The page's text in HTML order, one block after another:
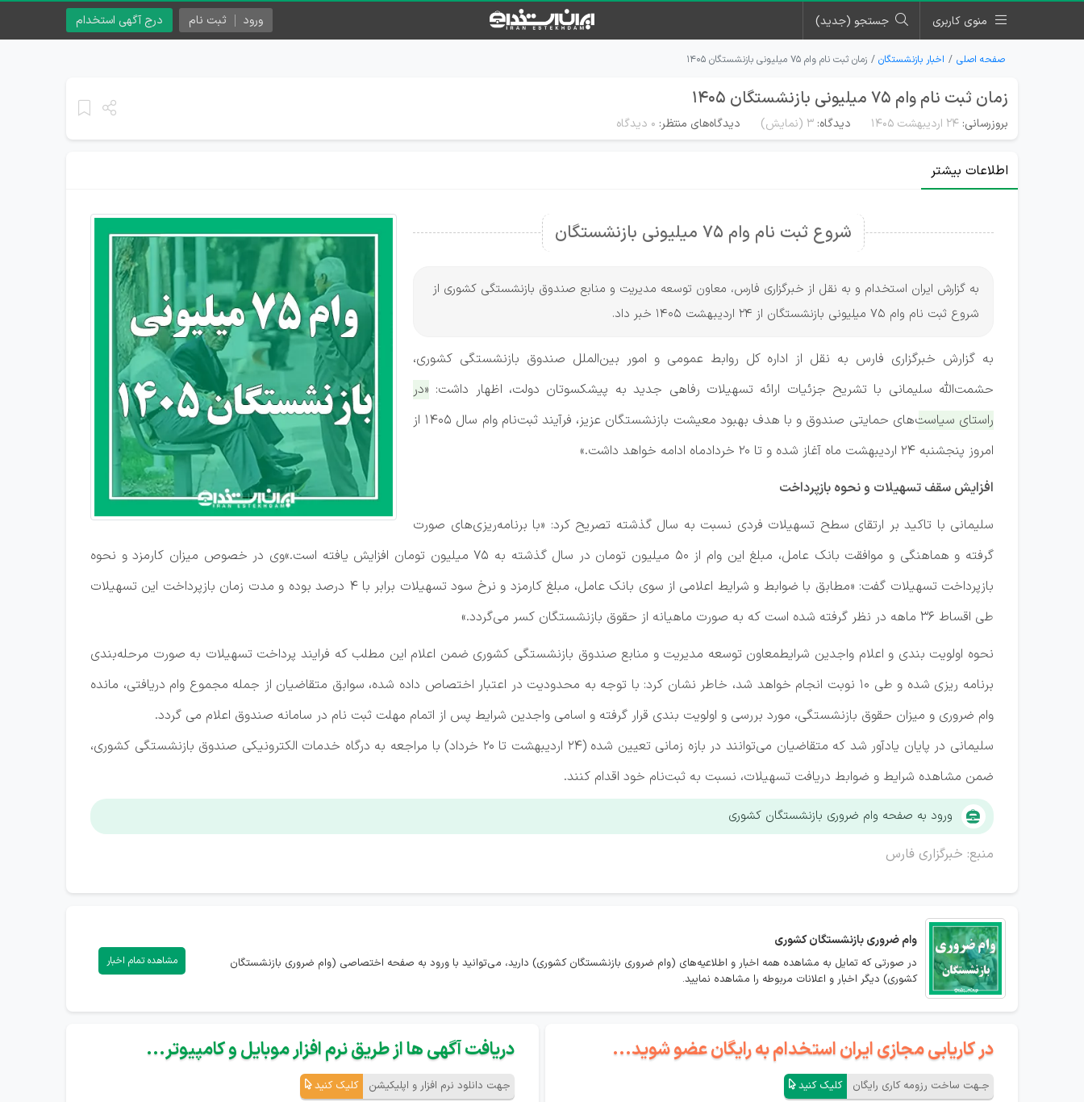
منوی کاربری جستجو (جدید) درج آگهی استخدام ورود ثبت نام
صفحه اصلی اخبار بازنشستگان زمان ثبت نام وام ۷۵ میلیونی بازنشستگان ۱۴۰۵
زمان ثبت نام وام ۷۵ میلیونی بازنشستگان ۱۴۰۵
بروزرسانی: ۲۴ اردیبهشت ۱۴۰۵ دیدگاه: 3 (نمایش) دیدگاه‌های منتظر: ۰ دیدگاه
اطلاعات بیشتر
شروع ثبت نام وام 75 میلیونی بازنشستگان
به گزارش ایران استخدام و به نقل از خبرگزاری فارس، معاون توسعه مدیریت و منابع صندوق بازنشستگی کشوری از
شروع ثبت نام وام 75 میلیونی بازنشستگان از 24 اردیبهشت 1405 خبر داد.
به گزارش خبرگزاری فارس به نقل از اداره کل روابط عمومی و امور بین‌الملل صندوق بازنشستگی کشوری،
حشمت‌الله سلیمانی با تشریح جزئیات ارائه تسهیلات رفاهی جدید به پیشکسوتان دولت، اظهار داشت: «در
راستای سیاست‌های حمایتی صندوق و با هدف بهبود معیشت بازنشستگان عزیز، فرآیند ثبت‌نام وام سال ۱۴۰۵ از
امروز پنجشنبه 24 اردیبهشت ماه آغاز شده و تا ۲۰ خردادماه ادامه خواهد داشت.»
افزایش سقف تسهیلات و نحوه بازپرداخت
سلیمانی با تاکید بر ارتقای سطح تسهیلات فردی نسبت به سال گذشته تصریح کرد: «با برنامه‌ریزی‌های صورت
گرفته و هماهنگی و موافقت بانک عامل، مبلغ این وام از ۵۰ میلیون تومان در سال گذشته به ۷۵ میلیون تومان افزایش یافته است.»وی در خصوص میزان کارمزد و نحوه
بازپرداخت تسهیلات گفت: «مطابق با ضوابط و شرایط اعلامی از سوی بانک عامل، مبلغ کارمزد و نرخ سود تسهیلات برابر با 4 درصد بوده و مدت زمان بازپرداخت این تسهیلات
طی اقساط ۳۶ ماهه در نظر گرفته شده است که به صورت ماهیانه از حقوق بازنشستگان کسر می‌گردد.»
نحوه اولویت بندی و اعلام واجدین شرایطمعاون توسعه مدیریت و منابع صندوق بازنشستگی کشوری ضمن اعلام این مطلب که فرایند پرداخت تسهیلات به صورت مرحله‌بندی
برنامه ریزی شده و طی ۱۰ نوبت انجام خواهد شد، خاطر نشان کرد: با توجه به محدودیت در اعتبار اختصاص داده شده، سوابق متقاضیان از جمله مجموع وام دریافتی، مانده
وام ضروری و میزان حقوق بازنشستگی، مورد بررسی و اولویت بندی قرار گرفته و اسامی واجدین شرایط پس از اتمام مهلت ثبت نام در سامانه صندوق اعلام می گردد.
سلیمانی در پایان یادآور شد که متقاضیان می‌توانند در بازه زمانی تعیین شده (۲۴ اردیبهشت تا ۲۰ خرداد) با مراجعه به درگاه خدمات الکترونیکی صندوق بازنشستگی کشوری،
ضمن مشاهده شرایط و ضوابط دریافت تسهیلات، نسبت به ثبت‌نام خود اقدام کنند.
ورود به صفحه وام ضروری بازنشستگان کشوری
منبع: خبرگزاری فارس
وام ضروری بازنشستگان کشوری
در صورتی که تمایل به مشاهده همه اخبار و اطلاعیه‌های (وام ضروری بازنشستگان کشوری) دارید، می‌توانید با ورود به صفحه اختصاصی (وام ضروری بازنشستگان
کشوری) دیگر اخبار و اعلانات مربوطه را مشاهده نمایید.
مشاهده تمام اخبار
در کاریابی مجازی ایران استخدام به رایگان عضو شوید...
جـهت ساخت رزومه کاری رایگان کلیک کنید
دریافت آگهی ها از طریق نرم افزار موبایل و کامپیوتر...
جهت دانلود نرم افزار و اپلیکیشن کلیک کنید